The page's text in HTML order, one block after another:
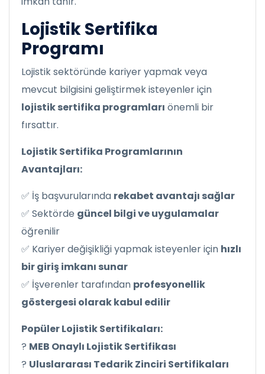
Lojistik Sertifika
Programı
Lojistik sektöründe kariyer yapmak veya
mevcut bilgisini geliştirmek isteyenler için
lojistik sertifika programları önemli bir
fırsattır.
Lojistik Sertifika Programlarının
Avantajları:
✅ İş başvurularında rekabet avantajı sağlar
✅ Sektörde güncel bilgi ve uygulamalar
öğrenilir
✅ Kariyer değişikliği yapmak isteyenler için hızlı
bir giriş imkanı sunar
✅ İşverenler tarafından profesyonellik
göstergesi olarak kabul edilir
Popüler Lojistik Sertifikaları:
? MEB Onaylı Lojistik Sertifikası
? Uluslararası Tedarik Zinciri Sertifikaları